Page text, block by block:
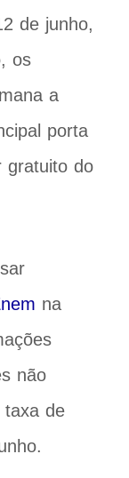
de junho,
os
a
porta
gratuito do
na
não
taxa de